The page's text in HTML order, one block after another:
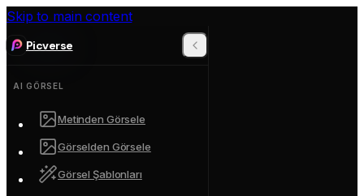
Skip to main content
Picverse
AI GÖRSEL
Metinden Görsele
Görselden Görsele
Görsel Şablonları